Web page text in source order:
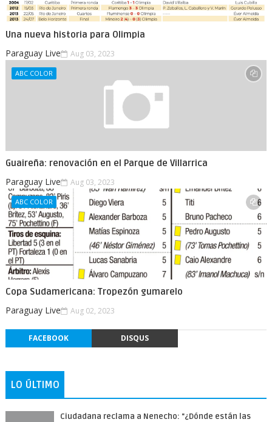
Una nueva historia para Olimpia
Paraguay Live Aug 03, 2023
ABC COLOR
Guaireña: renovación en el Parque de Villarrica
Paraguay Live Aug 03, 2023
ABC COLOR
Copa Sudamericana: Tropezón gumarelo
Paraguay Live Aug 02, 2023
FACEBOOK DISQUS
LO ÚLTIMO
Ciudadana reclama a Nenecho: "¿Dónde están las